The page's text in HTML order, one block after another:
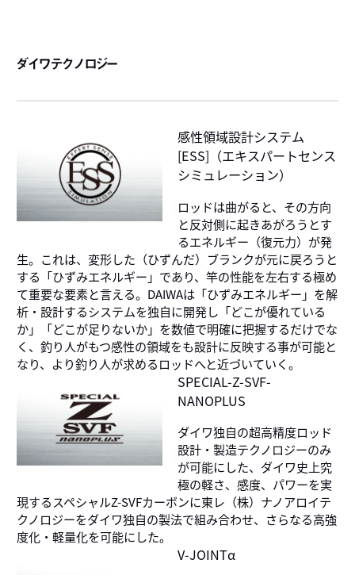
ダイワテクノロジー
感性領域設計システム
[ESS]（エキスパートセンス
シミュレーション）
ロッドは曲がると、その方向
と反対側に起きあがろうとす
るエネルギー（復元力）が発
生。これは、変形した（ひずんだ）ブランクが元に戻ろうと
する「ひずみエネルギー」であり、竿の性能を左右する極め
て重要な要素と言える。DAIWAは「ひずみエネルギー」を解
析・設計するシステムを独自に開発し「どこが優れている
か」「どこが足りないか」を数値で明確に把握するだけでな
く、釣り人がもつ感性の領域をも設計に反映する事が可能と
なり、より釣り人が求めるロッドへと近づいていく。
SPECIAL-Z-SVF-
NANOPLUS
ダイワ独自の超高精度ロッド
設計・製造テクノロジーのみ
が可能にした、ダイワ史上究
極の軽さ、感度、パワーを実
現するスペシャルZ-SVFカーボンに東レ（株）ナノアロイテ
クノロジーをダイワ独自の製法で組み合わせ、さらなる高強
度化・軽量化を可能にした。
V-JOINTα